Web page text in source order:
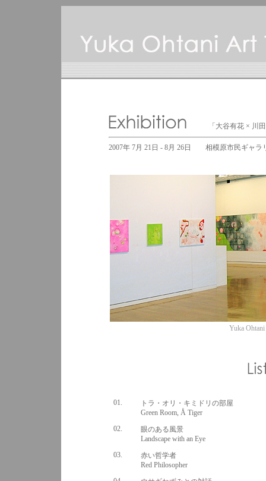
「大谷有花 × 川田祐
2007年 7月 21日 - 8月 26日 相模原市民ギャラリ
Yuka Ohtani
01.
トラ・オリ・キミドリの部屋
Green Room, Å Tiger
02.
眼のある風景
Landscape with an Eye
03.
赤い哲学者
Red Philosopher